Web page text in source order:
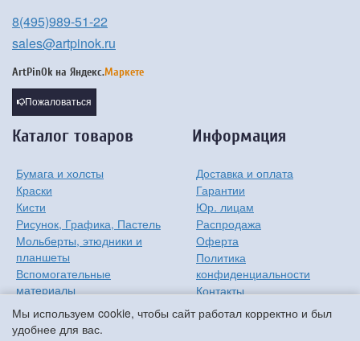
Мы используем cookie, чтобы сайт работал корректно и был
удобнее для вас.
8(495)989-51-22
sales@artpinok.ru
ArtPinOk на Яндекс.Маркете
Пожаловаться
Каталог товаров
Бумага и холсты
Краски
Кисти
Рисунок, Графика, Пастель
Мольберты, этюдники и
планшеты
Вспомогательные
материалы
Хобби
Детям
Информация
Доставка и оплата
Гарантии
Юр. лицам
Распродажа
Оферта
Политика
конфиденциальности
Контакты
О компании